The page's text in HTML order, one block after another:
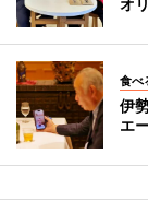
オ
食べ
伊
エ